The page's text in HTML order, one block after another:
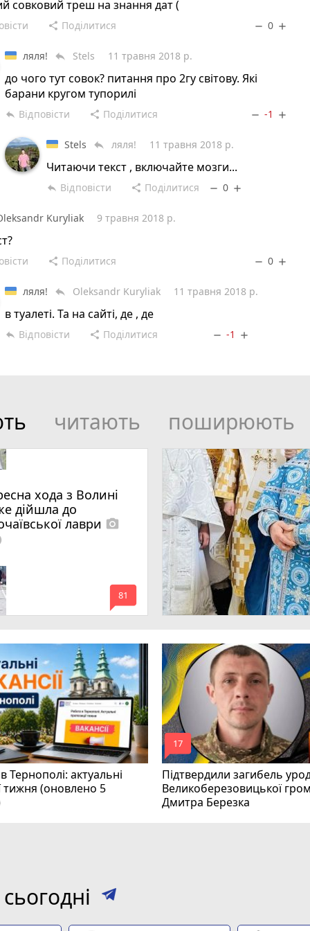
совковий треш на знання дат (
share Поділитися remove 0 add
ляля! reply Stels 11 травня 2018 р.
до чого тут совок? питання про 2гу світову. Які
барани кругом тупорилі
reply Відповісти share Поділитися remove -1 add
Stels reply ляля! 11 травня 2018 р.
Читаючи текст , включайте мозги...
reply Відповісти share Поділитися remove 0 add
Kuryliak 9 травня 2018 р.
share Поділитися remove 0 add
ляля! reply Oleksandr Kuryliak 11 травня 2018 р.
в туалеті. Та на сайті, де , де
reply Відповісти share Поділитися remove -1 add
читають поширюють
хода з Волині
дійшла до
лаври photo_camera
mode_comment
81
Тернополі: актуальні
тижня (оновлено 5
Підтвердили загибель
Великоберезовицької
Дмитра Березка
mode_comment
17